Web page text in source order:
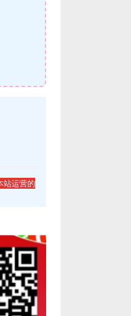
站运营的